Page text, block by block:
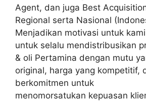
Agent, dan juga Best
Regional serta Nasional
Menjadikan motivasi untuk kami
untuk selalu mendistribusikan
& oli Pertamina dengan mutu
original, harga yang kompetitif,
berkomitmen untuk
menomorsatukan kepuasan